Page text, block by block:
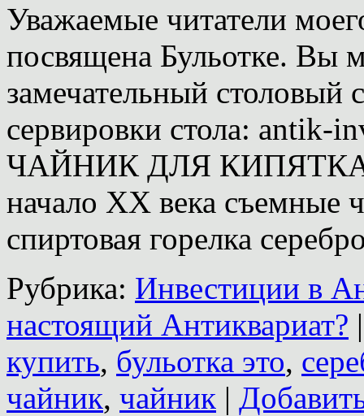
Уважаемые читатели
посвящена Бульотке. Вы
замечательный столовый
сервировки стола:
ЧАЙНИК ДЛЯ КИПЯТКА
начало XX века съемные
спиртовая горелка
Рубрика: Инвестиции в
настоящий Антиквариат? |
купить, бульотка это,
чайник, чайник |